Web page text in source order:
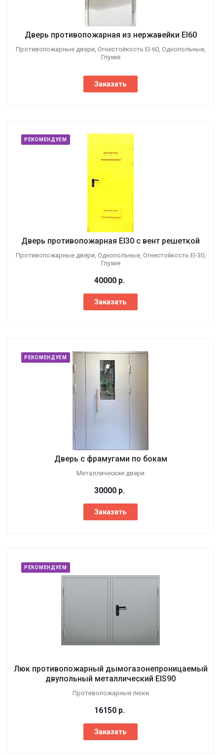
Дверь противопожарная из нержавейки EI60
Противопожарные двери, Огнестойкость EI-60, Однопольные,
Глухие
Заказать
РЕКОМЕНДУЕМ
Дверь противопожарная EI30 с вент решеткой
Противопожарные двери, Однопольные, Огнестойкость EI-30,
Глухие
40000 р.
Заказать
РЕКОМЕНДУЕМ
Дверь с фрамугами по бокам
Металлические двери
30000 р.
Заказать
РЕКОМЕНДУЕМ
Люк противопожарный дымогазонепроницаемый
двупольный металлический EIS90
Противопожарные люки
16150 р.
Заказать